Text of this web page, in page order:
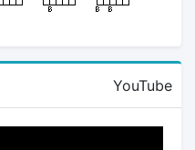
YouTube